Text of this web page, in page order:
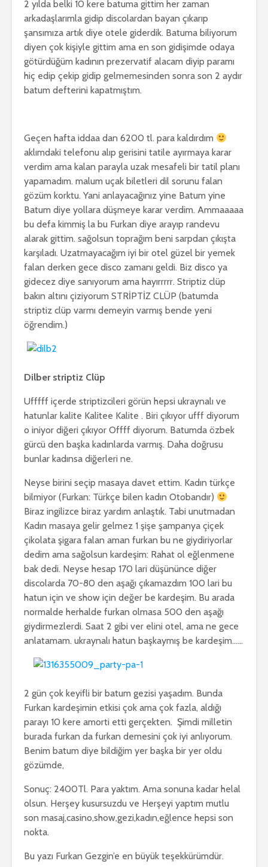
2 yılda belki 10 kere batuma gittim her zaman
arkadaşlarımla gidip discolardan bayan çıkarıp
şansımıza artık diye otele giderdik. Batuma biliyorum
diyen çok kişiyle gittim ama en son gidişimde odaya
götürdüğüm kadının prezervatif alacam diyip paramı
hiç edip çekip gidip gelmemesinden sonra son 2 aydır
batum defterini kapatmıştım.
Geçen hafta iddaa dan 6200 tl. para kaldırdım
aklımdaki telefonu alıp gerisini tatile ayırmaya karar
verdim ama kalan parayla uzak mesafeli bir tatil planı
yapamadım. malum uçak biletleri dil sorunu falan
gözüm korktu. Yani anlayacağınız yine Batum yine
Batum diye yollara düşmeye karar verdim. Ammaaaaa
bu defa kimmiş la bu Furkan diye arayıp randevu
alarak gittim. sağolsun toprağım beni sarpdan çıkışta
karşıladı. Uzatmayacağım iyi bir otel güzel bir yemek
falan derken gece disco zamanı geldi. Biz disco ya
gidecez diye sanıyorum ama hayırrrrr. Striptiz clüp
bakın altını çiziyorum STRİPTİZ CLÜP (batumda
striptiz clüp varmı demeyin varmış bende yeni
öğrendim.)
Dilber striptiz Clüp
Ufffff içerde striptizcileri görün hepsi ukraynalı ve
hatunlar kalite Kalitee Kalite . Biri çıkıyor ufff diyorum
o iniyor diğeri çıkıyor Offff diyorum. Batumda özbek
gürcü den başka kadınlarda varmış. Daha doğrusu
bunlar kadınsa diğerleri ne.
Neyse birini seçip masaya davet ettim. Kadın türkçe
bilmiyor (Furkan: Türkçe bilen kadın Otobandır)
Biraz ingilizce biraz yardım anlaştık. Tabi unutmadan
Kadın masaya gelir gelmez 1 şişe şampanya çiçek
çikolata şigara falan aman furkan bu ne giydiriyorlar
dedim ama sağolsun kardeşim: Rahat ol eğlenmene
bak dedi. Neyse hesap 170 lari düşününce diğer
discolarda 70-80 den aşağı çıkamazdım 100 lari bu
hatun için ve show için değer be kardeşim. Bu arada
normalde herhalde furkan olmasa 500 den aşağı
giydirmezlerdi. Saat 2 gibi ver elini otel, ama ne gece
anlatamam. ukraynalı hatun başkaymış be kardeşim……
2 gün çok keyifli bir batum gezisi yaşadım. Bunda
Furkan kardeşimin etkisi çok ama çok fazla, aldığı
parayı 10 kere amorti etti gerçekten. Şimdi milletin
burada furkan da furkan demesini çok iyi anlıyorum.
Benim batum diye bildiğim yer başka bir yer oldu
gözümde,
Sonuç: 2400Tl. Para yaktım. Ama sonuna kadar helal
olsun. Herşey kusursuzdu ve Herşeyi yaptım mutlu
son masaj,casino,show,gezi,kadın,eğlence hepsi son
nokta.
Bu yazı Furkan Gezgin’e en büyük teşekkürümdür.